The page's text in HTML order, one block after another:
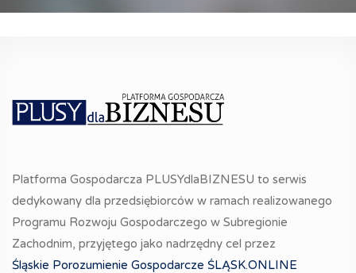
Platforma Gospodarcza PLUSYdlaBIZNESU to serwis
dedykowany dla przedsiębiorców w ramach realizowanego
Programu Rozwoju Gospodarczego w Subregionie
Zachodnim, przyjętego jako nadrzędny cel przez
Śląskie Porozumienie Gospodarcze ŚLĄSK.ONLINE